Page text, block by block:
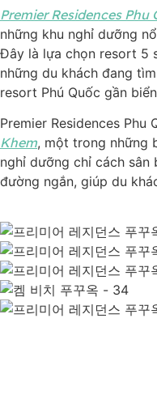
Premier Residences Phu
những khu nghỉ dưỡng
Đây là lựa chọn resort 5
những du khách đang
resort Phú Quốc gần
Premier Residences Phu
Khem, một trong những
nghỉ dưỡng chỉ cách sân
đường ngắn, giúp du